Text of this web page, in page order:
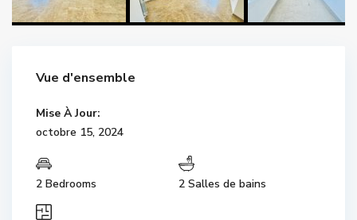
Vue d'ensemble
Mise À Jour:
octobre 15, 2024
2 Bedrooms 2 Salles de bains